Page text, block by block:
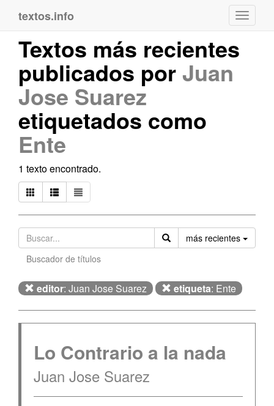
textos.info
Textos más recientes
publicados por Juan
Jose Suarez
etiquetados como
Ente
1 texto encontrado.
más recientes
Buscador de títulos
editor: Juan Jose Suarez etiqueta: Ente
Lo Contrario a la nada
Juan Jose Suarez